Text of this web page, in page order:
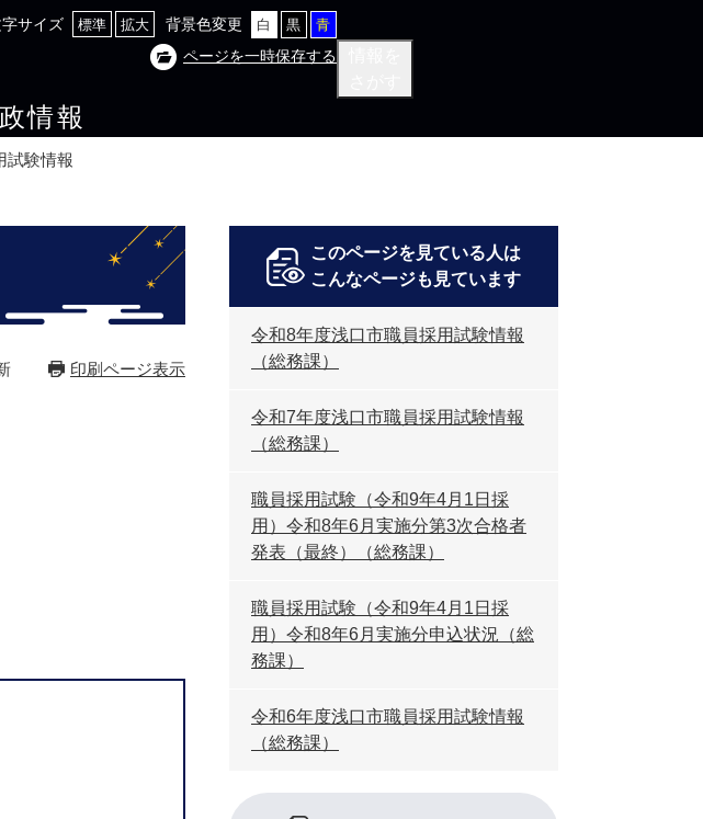
サイズ 標準 拡大 背景色変更 白 黒 青
ページを一時保存する
情報
試験情報
印刷ページ表示
このページを見ている人は
こんなページも見ています
令和8年度浅口市職員採用試験情報
（総務課）
令和7年度浅口市職員採用試験情報
（総務課）
職員採用試験（令和9年4月1日採
用）令和8年6月実施分第3次合格者
発表（最終）（総務課）
職員採用試験（令和9年4月1日採
用）令和8年6月実施分申込状況（総
務課）
令和6年度浅口市職員採用試験情報
（総務課）